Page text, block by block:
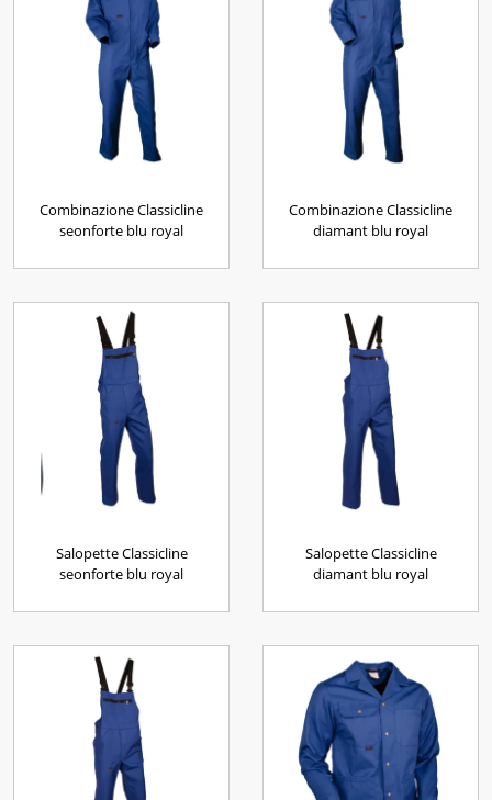
Combinazione Classicline
seonforte blu royal
Combinazione Classicline
diamant blu royal
Salopette Classicline
seonforte blu royal
Salopette Classicline
diamant blu royal